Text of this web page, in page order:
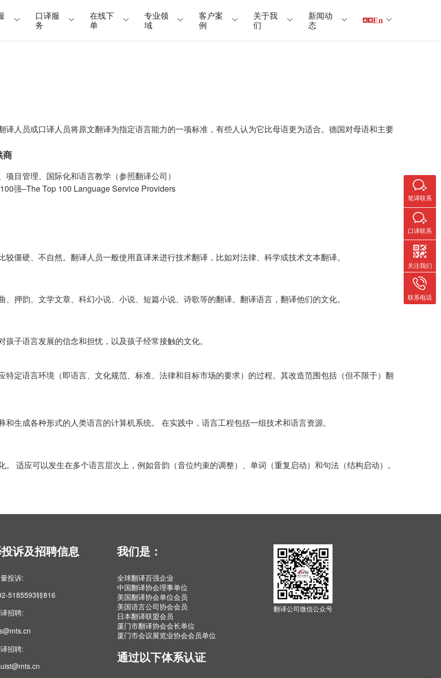
口译服
务
在线下
单
专业领
域
客户案
例
关于我
们
新闻动
态
En
人员或口译人员将原文翻译为指定语言能力的一项标准，有些人认为它比母语更为适合。德国对母语和主要
商
目管理、国际化和语言教学（参照翻译公司）
强–The Top 100 Language Service Providers
僵硬、不自然。翻译人员一般使用直译来进行技术翻译，比如对法律、科学或技术文本翻译。
押韵、文学文章、科幻小说、小说、短篇小说、诗歌等的翻译。翻译语言，翻译他们的文化。
子语言发展的信念和担忧，以及孩子经常接触的文化。
定语言环境（即语言、文化规范、标准、法律和目标市场的要求）的过程。其改造范围包括（但不限于）翻
生成各种形式的人类语言的计算机系统。 在实践中，语言工程包括一组技术和语言资源。
适应可以发生在多个语言层次上，例如音韵（音位约束的调整）、单词（重复启动）和句法（结构启动）。
诉及招聘信息
投诉:
5185593转816
招聘:
招聘:
我们是：
全球翻译百强企业
中国翻译协会理事单位
美国翻译协会单位会员
美国语言公司协会会员
日本翻译联盟会员
厦门市翻译协会会长单位
厦门市会议展览业协会会员单位
通过以下体系认证
翻译公司微信公众号
笔译联系
口译联系
关注我们
联系电话